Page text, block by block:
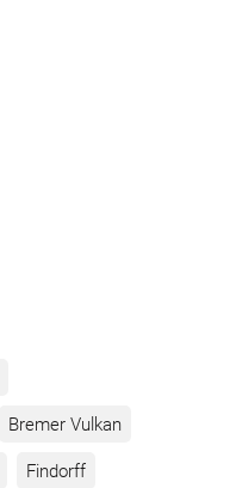
Bremer Vulkan
Findorff